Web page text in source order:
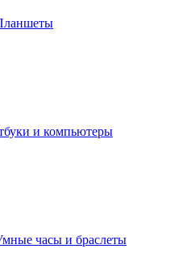
и компьютеры
часы и браслеты